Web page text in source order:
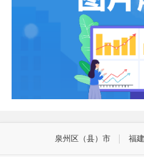
泉州区（县）市 福